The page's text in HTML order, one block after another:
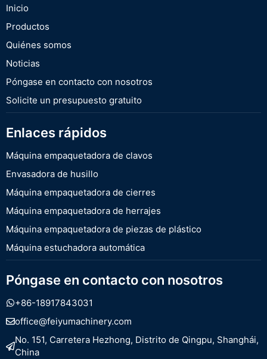
Inicio
Productos
Quiénes somos
Noticias
Póngase en contacto con nosotros
Solicite un presupuesto gratuito
Enlaces rápidos
Máquina empaquetadora de clavos
Envasadora de husillo
Máquina empaquetadora de cierres
Máquina empaquetadora de herrajes
Máquina empaquetadora de piezas de plástico
Máquina estuchadora automática
Póngase en contacto con nosotros
+86-18917843031
office@feiyumachinery.com
No. 151, Carretera Hezhong, Distrito de Qingpu, Shanghái,
China